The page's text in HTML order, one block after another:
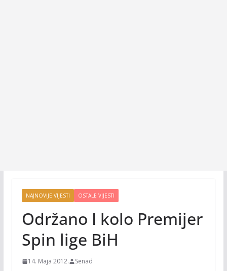
NAJNOVIJE VIJESTI OSTALE VIJESTI
Održano I kolo Premijer
Spin lige BiH
14. Maja 2012. Senad